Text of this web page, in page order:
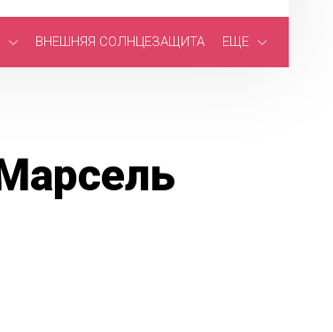
ВНЕШНЯЯ СОЛНЦЕЗАЩИТА ЕЩЕ